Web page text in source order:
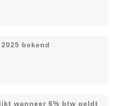
bekend
wanneer 6% btw geldt